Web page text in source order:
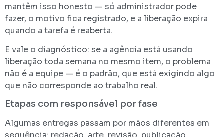
mantêm isso honesto — só administrador pode
fazer, o motivo fica registrado, e a liberação expira
quando a tarefa é reaberta.
E vale o diagnóstico: se a agência está usando
liberação toda semana no mesmo item, o problema
não é a equipe — é o padrão, que está exigindo algo
que não corresponde ao trabalho real.
Etapas com responsável por fase
Algumas entregas passam por mãos diferentes em